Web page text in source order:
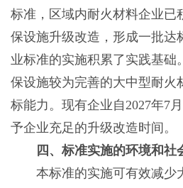
标准，区域内耐火材料企业已
保设施升级改造，形成一批达
业标准的实施积累了实践基础
保设施较为完善的大中型耐火
标能力。现有企业自2027年7
予企业充足的升级改造时间。
四、标准实施的环境和社
本标准的实施可有效减少